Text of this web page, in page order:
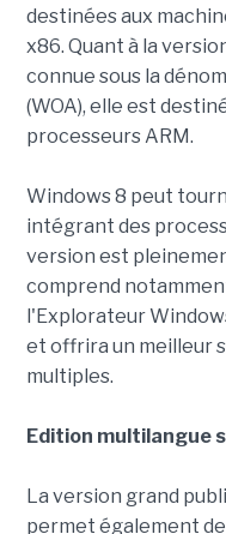
destinées aux
x86. Quant à la
connue sous la
(WOA), elle est
processeurs ARM.
Windows 8 peut
intégrant des
version est
comprend
l'Explorateur
et offrira un meilleur
multiples.
Edition multilangue
La version grand
permet également